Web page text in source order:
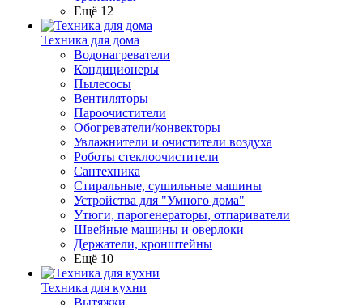
Ещё 12
Техника для дома
Водонагреватели
Кондиционеры
Пылесосы
Вентиляторы
Пароочистители
Обогреватели/конвекторы
Увлажнители и очистители воздуха
Роботы стеклоочистители
Сантехника
Стиральные, сушильные машины
Устройства для "Умного дома"
Утюги, парогенераторы, отпариватели
Швейные машины и оверлоки
Держатели, кронштейны
Ещё 10
Техника для кухни
Вытяжки